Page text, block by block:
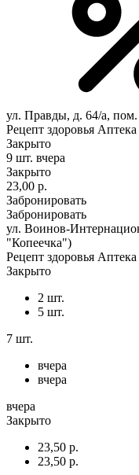
ул. Правды, д. 64/а,
Рецепт здоровья
Закрыто
9 шт. вчера
Закрыто
23,00 р.
Забронировать
Забронировать
ул. Воинов-
"Копеечка")
Рецепт здоровья
Закрыто
2 шт.
5 шт.
7 шт.
вчера
вчера
вчера
Закрыто
23,50 р.
23,50 р.